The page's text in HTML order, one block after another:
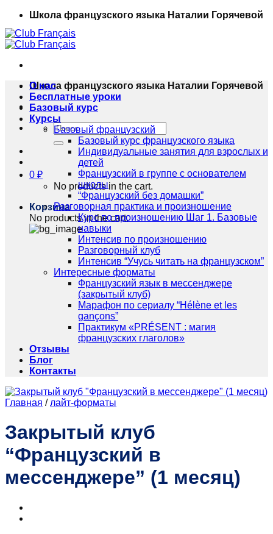
Skip
content
Школа французского языка Наталии Горячевой
Школа французского языка Наталии Горячевой
Искать:
0 ₽
No products in the cart.
Корзина
No products in the cart.
О нас
Бесплатные уроки
Базовый курс
Курсы
Базовый французский
Базовый курс французского языка
Индивидуальные занятия для взрослых и
детей
Французский в группе с основателем
школы
“Французский без домашки”
Разговорная практика и произношение
Курс по произношению Шаг 1. Базовые
навыки
Интенсив по произношению
Разговорный клуб
Интенсив “Учусь читать на французском”
Интересные форматы
Французский язык в мессенджере
(закрытый клуб)
Марафон по сериалу “Hélène et les
gançons”
Практикум «PRÉSENT : магия
французских глаголов»
Отзывы
Блог
Контакты
Главная / лайт-форматы
Закрытый клуб
“Французский в
мессенджере” (1 месяц)